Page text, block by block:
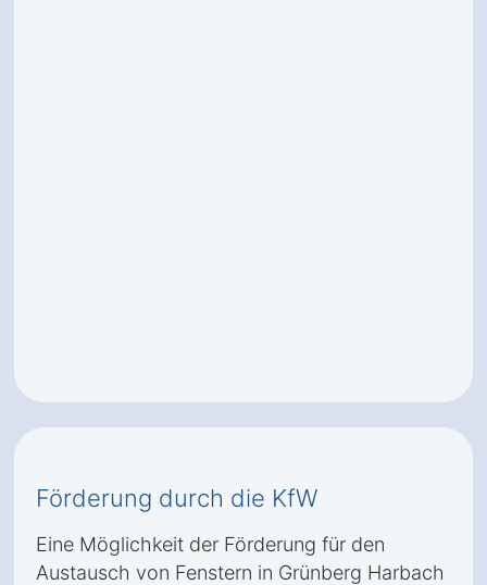
Förderung durch die KfW
Eine Möglichkeit der Förderung für den
Austausch von Fenstern in Grünberg Harbach